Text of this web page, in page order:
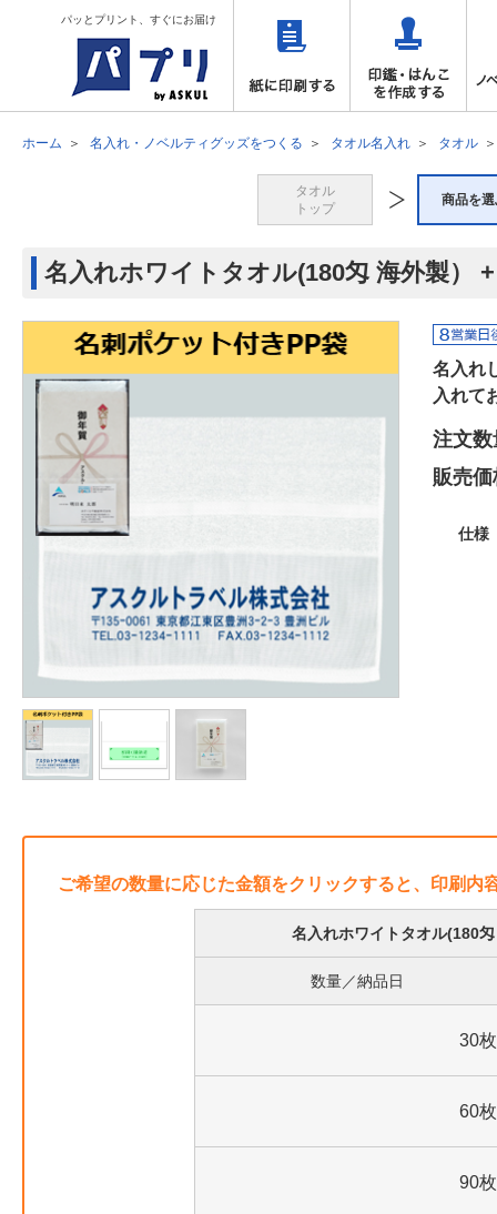
パッとプリント、すぐにお届け
ホーム 名入れ・ノベルティグッズをつくる タオル名入れ タオル
タオル
トップ
商品を
名入れホワイトタオル(180匁 海外製）
名入れ
入れて
注文数
販売価
仕様
ご希望の数量に応じた金額をクリックすると、印刷内
名入れホワイトタオル(180
数量／納品日
30枚
60枚
90枚